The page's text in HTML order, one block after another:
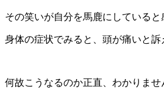
その笑いが自分を馬鹿にしていると
身体の症状でみると、頭が痛いと訴
何故こうなるのか正直、わかりませ